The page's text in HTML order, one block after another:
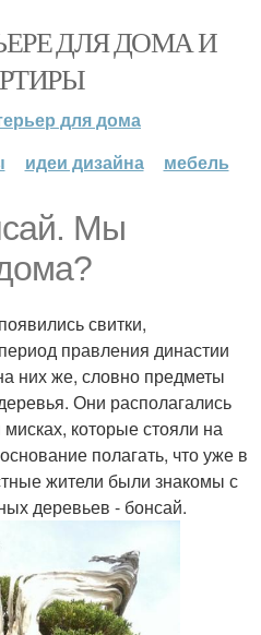
ДЛЯ ДОМА И
для дома
идеи дизайна мебель
Мы
свитки,
правления династии
них же, словно предметы
Они располагались
которые стояли на
полагать, что уже в
жители были знакомы с
деревьев - бонсай.